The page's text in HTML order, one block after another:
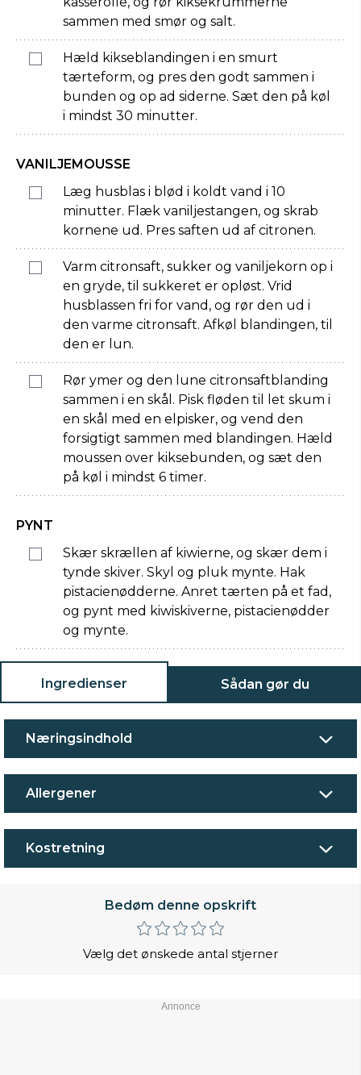
sammen med smør og salt.
Hæld kikseblandingen i en smurt
tærteform, og pres den godt sammen i
bunden og op ad siderne. Sæt den på køl
i mindst 30 minutter.
VANILJEMOUSSE
Læg husblas i blød i koldt vand i 10
minutter. Flæk vaniljestangen, og skrab
kornene ud. Pres saften ud af citronen.
Varm citronsaft, sukker og vaniljekorn op i
en gryde, til sukkeret er opløst. Vrid
husblassen fri for vand, og rør den ud i
den varme citronsaft. Afkøl blandingen, til
den er lun.
Rør ymer og den lune citronsaftblanding
sammen i en skål. Pisk fløden til let skum i
en skål med en elpisker, og vend den
forsigtigt sammen med blandingen. Hæld
moussen over kiksebunden, og sæt den
på køl i mindst 6 timer.
PYNT
Skær skrællen af kiwierne, og skær dem i
tynde skiver. Skyl og pluk mynte. Hak
pistacienødderne. Anret tærten på et fad,
og pynt med kiwiskiverne, pistacienødder
og mynte.
Ingredienser Sådan gør du
Næringsindhold
Allergener
Kostretning
Bedøm denne opskrift
Vælg det ønskede antal stjerner